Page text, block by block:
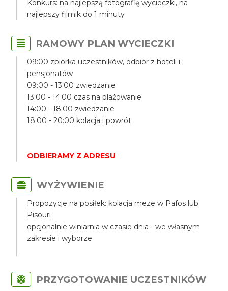
Konkurs: na najlepszą fotografię wycieczki, na
najlepszy filmik do 1 minuty
RAMOWY PLAN WYCIECZKI
09:00 zbiórka uczestników, odbiór z hoteli i
pensjonatów
09:00 - 13:00 zwiedzanie
13:00 - 14:00 czas na plażowanie
14:00 - 18:00 zwiedzanie
18:00 - 20:00 kolacja i powrót
ODBIERAMY Z ADRESU
WYŻYWIENIE
Propozycje na posiłek: kolacja meze w Pafos lub
Pisouri
opcjonalnie winiarnia w czasie dnia - we własnym
zakresie i wyborze
PRZYGOTOWANIE UCZESTNIKÓW